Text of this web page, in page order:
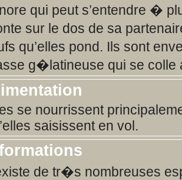
qui peut s’entendre �
sur le dos de sa
qu’elles pond. Ils sont
g�latineuse qui se
se nourrissent
saisissent en vol.
de tr�s nombreuses